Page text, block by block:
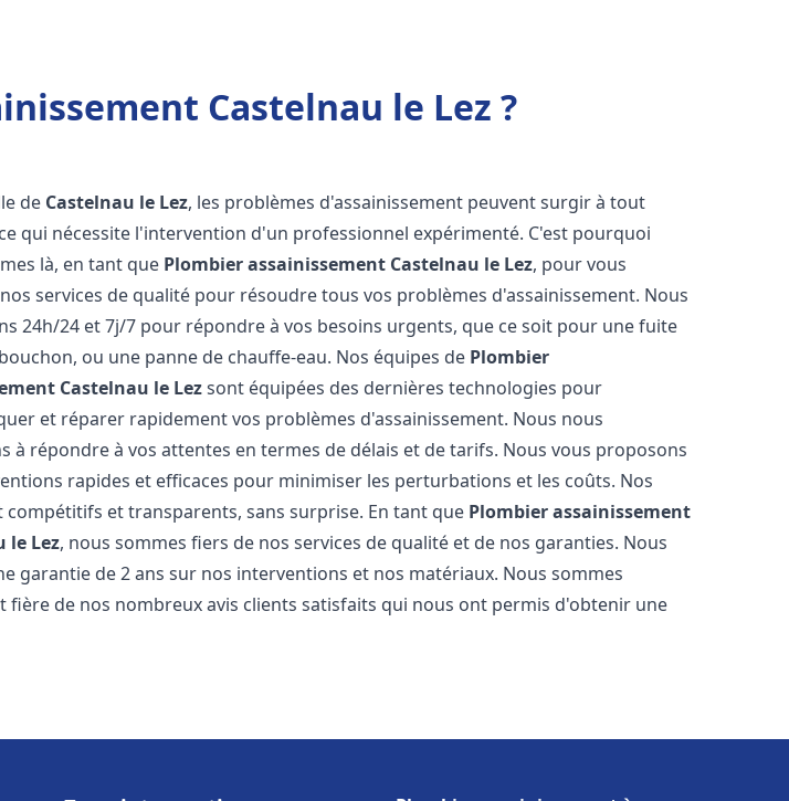
Castelnau le Lez ?
de Castelnau le Lez, les problèmes d'assainissement peuvent surgir à tout
qui nécessite l'intervention d'un professionnel expérimenté. C'est pourquoi
là, en tant que Plombier assainissement Castelnau le Lez, pour vous
services de qualité pour résoudre tous vos problèmes d'assainissement. Nous
24h/24 et 7j/7 pour répondre à vos besoins urgents, que ce soit pour une fuite
ou une panne de chauffe-eau. Nos équipes de Plombier
Castelnau le Lezsont équipées des dernières technologies pour
et réparer rapidement vos problèmes d'assainissement. Nous nous
à répondre à vos attentes en termes de délais et de tarifs. Nous vous proposons
rapides et efficaces pour minimiser les perturbations et les coûts. Nos
et transparents, sans surprise. En tant que Plombier assainissement
le Lez, nous sommes fiers de nos services de qualité et de nos garanties. Nous
garantie de 2 ans sur nos interventions et nos matériaux. Nous sommes
fière de nos nombreux avis clients satisfaits qui nous ont permis d'obtenir une